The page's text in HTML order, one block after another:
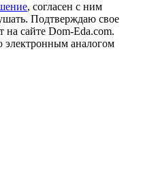
, согласен с ним
Подтверждаю свое
на сайте Dom-Eda.com.
электронным аналогом